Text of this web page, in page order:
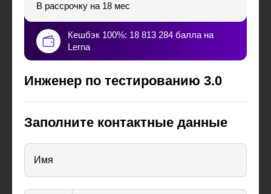
В рассрочку на 18 мес
Кешбэк 100%: 18 813 284 балла на
Lerna
Инженер по тестированию 3.0
Заполните контактные данные
Имя